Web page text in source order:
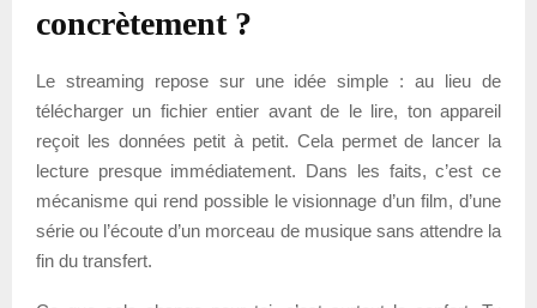
concrètement ?
Le streaming repose sur une idée simple : au lieu de
télécharger un fichier entier avant de le lire, ton appareil
reçoit les données petit à petit. Cela permet de lancer la
lecture presque immédiatement. Dans les faits, c’est ce
mécanisme qui rend possible le visionnage d’un film, d’une
série ou l’écoute d’un morceau de musique sans attendre la
fin du transfert.